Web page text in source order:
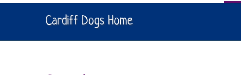
Cardiff Dogs Home